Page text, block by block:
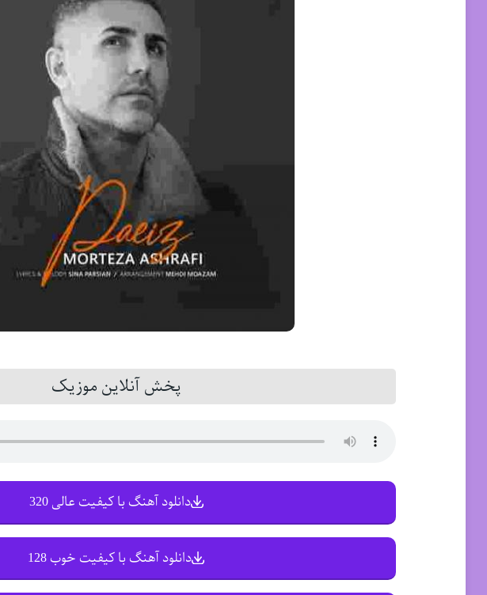
پخش آنلاین موزیک
دانلود آهنگ با کیفیت عالی 320
دانلود آهنگ با کیفیت خوب 128